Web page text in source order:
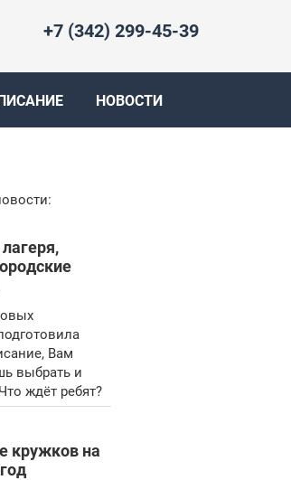
+7 (342) 299-45-39
НОВОСТИ
Вам
выбрать и
ждёт ребят?
кружков на